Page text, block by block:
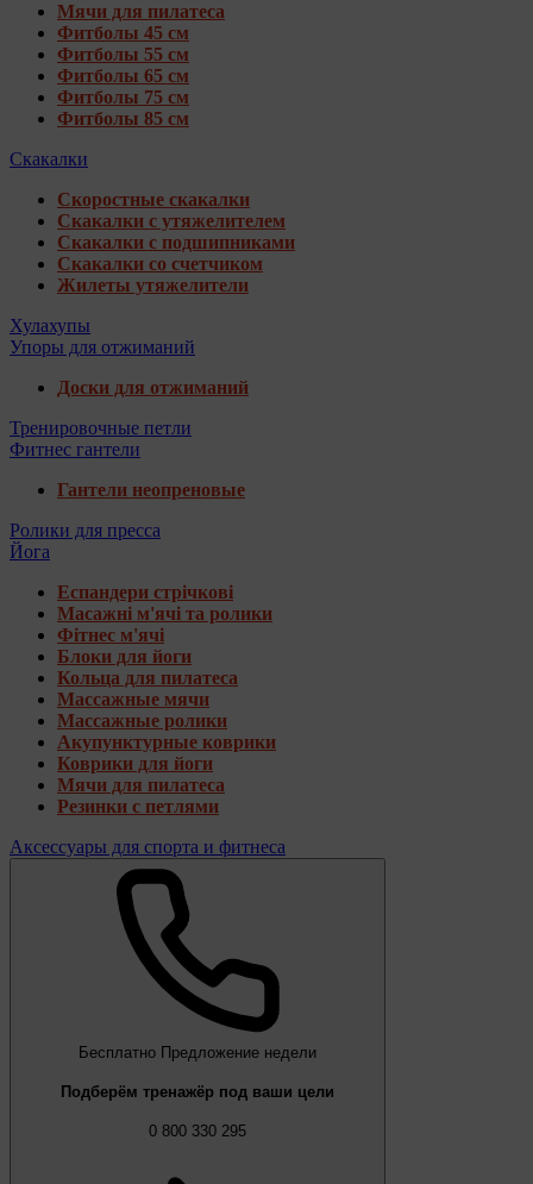
Мячи для пилатеса
Фитболы 45 см
Фитболы 55 см
Фитболы 65 см
Фитболы 75 см
Фитболы 85 см
Скакалки
Скоростные скакалки
Скакалки с утяжелителем
Скакалки с подшипниками
Скакалки со счетчиком
Жилеты утяжелители
Хулахупы
Упоры для отжиманий
Доски для отжиманий
Тренировочные петли
Фитнес гантели
Гантели неопреновые
Ролики для пресса
Йога
Еспандери стрічкові
Масажні м'ячі та ролики
Фітнес м'ячі
Блоки для йоги
Кольца для пилатеса
Массажные мячи
Массажные ролики
Акупунктурные коврики
Коврики для йоги
Мячи для пилатеса
Резинки с петлями
Аксессуары для спорта и фитнеса
Бесплатно Предложение недели
Подберём тренажёр под ваши цели
0 800 330 295